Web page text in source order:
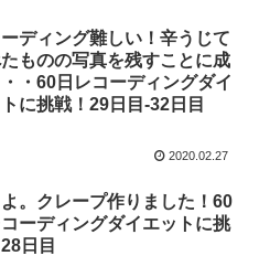
ディング難しい！辛うじて
ものの写真を残すことに成
・60日レコーディングダイ
に挑戦！29日目-32日目
2020.02.27
。クレープ作りました！60
コーディングダイエットに挑
日目